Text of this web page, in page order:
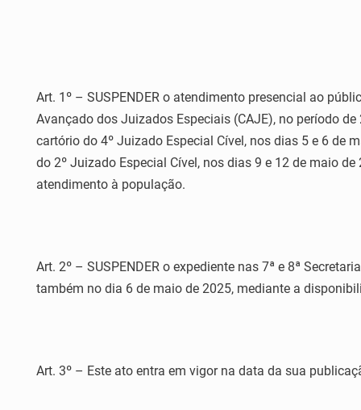
Art. 1º – SUSPENDER o atendimento presencial ao
Avançado dos Juizados Especiais (CAJE), no período
cartório do 4º Juizado Especial Cível, nos dias 5 e 6 de
do 2º Juizado Especial Cível, nos dias 9 e 12 de maio
atendimento à população.
Art. 2º – SUSPENDER o expediente nas 7ª e 8ª
também no dia 6 de maio de 2025, mediante a
Art. 3º – Este ato entra em vigor na data da sua